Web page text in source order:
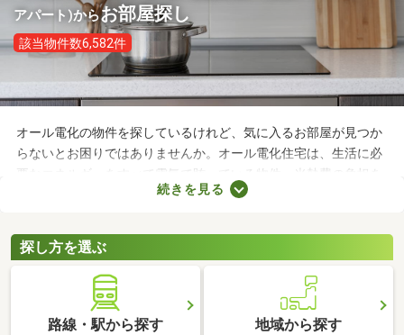
アパート)からお部屋探し
該当物件数6,582件
オール電化の物件を探しているけれど、気に入るお部屋が見つか
らないとお困りではありませんか。オール電化住宅は、生活に必
要なエネルギーをすべて電気で賄っている物件。光熱費の負担を
抑える、ガスの使用による火災リスクがないなどのメリットがあ
を紹介します。
続きを見る
探し方を選ぶ
路線・駅から探す 地域から探す